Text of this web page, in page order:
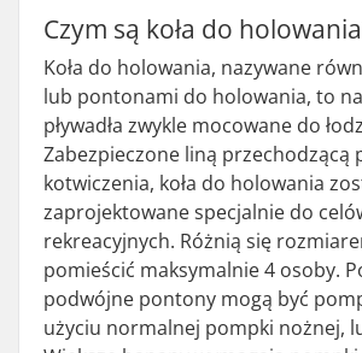
Czym są koła do
Koła do holowania, nazywane
lub pontonami do holowania, to
pływadła zwykle mocowane do
Zabezpieczone liną przechodzącą
kotwiczenia, koła do holowania
zaprojektowane specjalnie do
rekreacyjnych. Różnią się
pomieścić maksymalnie 4 osoby.
podwójne pontony mogą być
użyciu normalnej pompki nożnej,